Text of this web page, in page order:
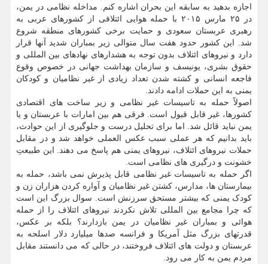
اجازه بدهید به سابقه این بحران اشاره کنم. مداخله نظامی در یمن،
در ۲۵ مارس ۲۰۱۵ با حمله هوایی ائتلافی از کشورهای عربی به
رهبری عربستان سعودی و حمایت برخی کشورهای منطقه شروع
شد. این کشور حدود هفت سال متوالی زیر بمباران شدید آنها قرار
دارد و نیروهای ائتلاف بدون توجه به هشدارهای نهادهای بین المللی و
حقوق بشری، یونیسف و سازمان بهداشت جهانی در خصوص وقوع
فاجعه انسانی و کشته شدن تعداد زیادی از غیر نظامیان و کودکان
یمنی به این حملات ادامه دادند.
اصولاً حمله به تاسیسات غیر نظامی و زیر ساخت های اقتصادی
کشورها، غیر قابل قبول است. فرقی هم بین امارات با عربستان و یا
یمن نباید قائل شد. اما برای تحلیل درست و جلوگیری از این حوادث،
باید بدانیم که هر عملی سبب عکس العملی خواهد شد و در مقابل
حملات نیروهای ائتلاف، نیروهای یمنی هم پاسخ می دهند. این طبیعتِ
خشونت و درگیری های نظامی است.
اگر حمله به تاسیسات غیر نظامی قابل پذیرش نمی باشد، حمله به
بیمارستان ها، مدارس، کشتن غیر نظامیان و آواره کردن هزاران زن و
کودک یمنی که بیشتر مستحق سرزنش است. سوال بزرگ این است
که چرا مجامع بین المللی تلاش نکردند نیروهای ائتلاف را از حمله
هوائی و بمباران غیر نظامیان در یمن بازدارند؟ بلکه بر عکس،
قدرتهای بزرگ مثل آمریکا و فرانسه صدها میلیارد دلار اسلحه به
عربستان و دولت های ائتلاف فروختند، در حالی که می دانستند مقابل
مردم یمن به کار می رود.